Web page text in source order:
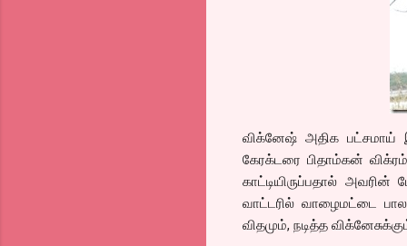
விக்னேஷ் அதிக பட்சமாய்
கேரக்டரை பிதாம்கன்
காட்டியிருப்பதால்
வாட்டரில் வாழைமட்டை
விதமும், நடித்த